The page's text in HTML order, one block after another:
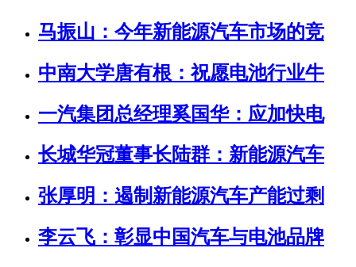
马振山：今年新能源汽车市场的竞
中南大学唐有根：祝愿电池行业牛
一汽集团总经理奚国华：应加快电
长城华冠董事长陆群：新能源汽车
张厚明：遏制新能源汽车产能过剩
李云飞：彰显中国汽车与电池品牌